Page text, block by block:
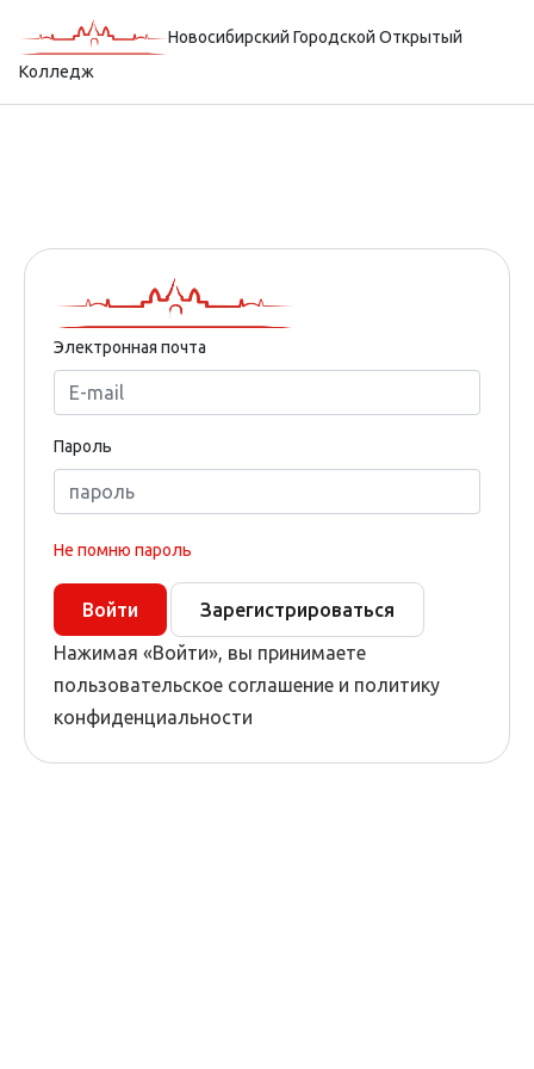
Новосибирский Городской Открытый
Колледж
Электронная почта
Пароль
Не помню пароль
Войти
Зарегистрироваться
Нажимая «Войти», вы принимаете
пользовательское соглашение и политику
конфиденциальности